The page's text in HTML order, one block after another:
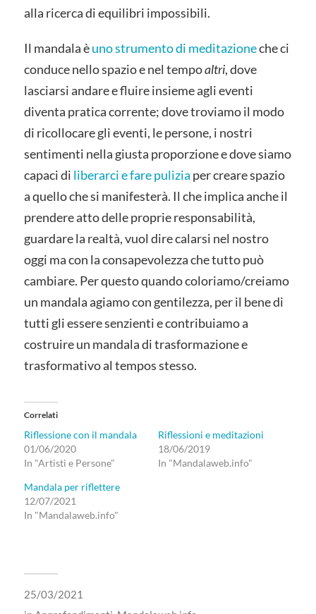
alla ricerca di equilibri impossibili.
Il mandala èuno strumento di meditazioneche ci
conduce nello spazio e nel tempoaltri, dove
lasciarsi andare e fluire insieme agli eventi
diventa pratica corrente; dove troviamo il modo
di ricollocare gli eventi, le persone, i nostri
sentimenti nella giusta proporzione e dove siamo
capaci di liberarci e fare pulizia per creare spazio
a quello che si manifesterà. Il che implica anche il
prendere atto delle proprie responsabilità,
guardare la realtà, vuol dire calarsi nel nostro
oggi ma con la consapevolezza che tutto può
cambiare. Per questo quando coloriamo/creiamo
un mandala agiamo con gentilezza, per il bene di
tutti gli essere senzienti e contribuiamo a
costruire un mandala di trasformazione e
trasformativo al tempos stesso.
Correlati
Riflessione con il mandala
01/06/2020
In "Artisti e Persone"
Riflessioni e meditazioni
18/06/2019
In "Mandalaweb.info"
Mandala per riflettere
12/07/2021
In "Mandalaweb.info"
25/03/2021